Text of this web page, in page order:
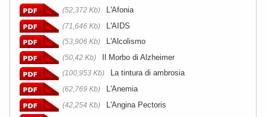
(52,372 Kb) L'Afonia
(71,646 Kb) L'AIDS
(53,906 Kb) L'Alcolismo
(50,42 Kb) Il Morbo di Alzheimer
(100,953 Kb) La tintura di ambrosia
(62,769 Kb) L'Anemia
(42,254 Kb) L'Angina Pectoris